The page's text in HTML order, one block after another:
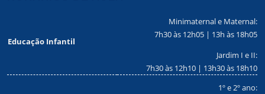
Educação Infantil
Minimaternal e Maternal:
7h30 às 12h05 | 13h às 18h05
Jardim I e II:
7h30 às 12h10 | 13h30 às 18h10
1º e 2º ano: